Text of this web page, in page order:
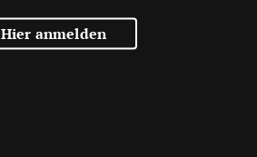
Hier anmelden